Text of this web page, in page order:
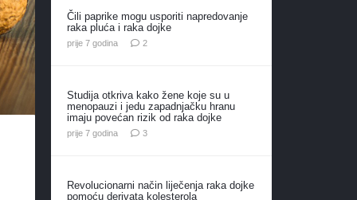
Čili paprike mogu usporiti napredovanje
raka pluća i raka dojke
prije 7 godina 2komentara
Studija otkriva kako žene koje su u
menopauzi i jedu zapadnjačku hranu
imaju povećan rizik od raka dojke
prije 7 godina 3komentara
Revolucionarni način liječenja raka dojke
pomoću derivata kolesterola